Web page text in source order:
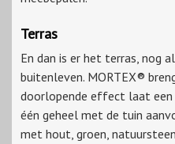
Terras
En dan is er het terras, nog
buitenleven. MORTEX®
doorlopende effect laat
één geheel met de tuin
met hout, groen,